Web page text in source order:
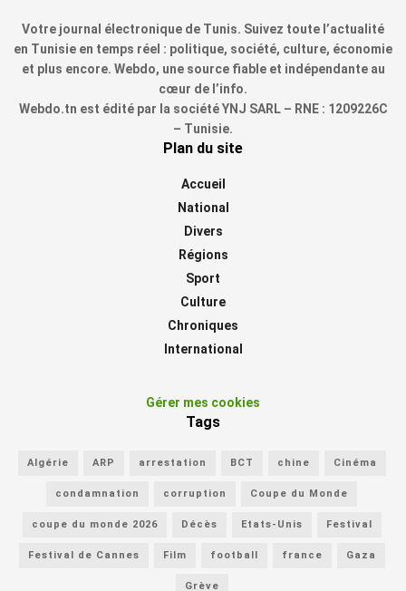
Votre journal électronique de Tunis. Suivez toute l’actualité
en Tunisie en temps réel : politique, société, culture, économie
et plus encore. Webdo, une source fiable et indépendante au
cœur de l’info.
Webdo.tn est édité par la société YNJ SARL – RNE : 1209226C
– Tunisie.
Plan du site
Accueil
National
Divers
Régions
Sport
Culture
Chroniques
International
Gérer mes cookies
Tags
Algérie ARP arrestation BCT chine Cinéma
condamnation corruption Coupe du Monde
coupe du monde 2026 Décès Etats-Unis Festival
Festival de Cannes Film football france Gaza
Grève